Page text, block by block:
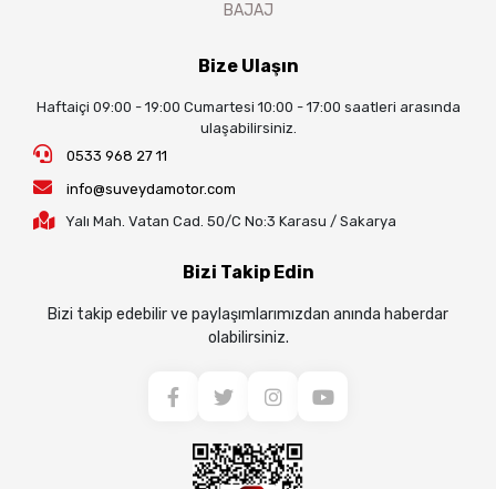
BAJAJ
Bize Ulaşın
Haftaiçi 09:00 - 19:00 Cumartesi 10:00 - 17:00 saatleri arasında
ulaşabilirsiniz.
0533 968 27 11
info@suveydamotor.com
Yalı Mah. Vatan Cad. 50/C No:3 Karasu / Sakarya
Bizi Takip Edin
Bizi takip edebilir ve paylaşımlarımızdan anında haberdar
olabilirsiniz.